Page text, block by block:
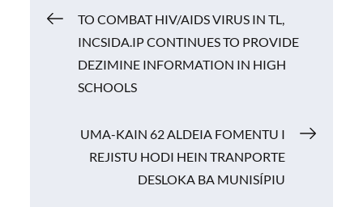
o
p
p
n
k
Navigasi
pos
TO COMBAT HIV/AIDS VIRUS IN TL,
INCSIDA.IP CONTINUES TO PROVIDE
DEZIMINE INFORMATION IN HIGH
SCHOOLS
UMA-KAIN 62 ALDEIA FOMENTU I
REJISTU HODI HEIN TRANPORTE
DESLOKA BA MUNISÍPIU